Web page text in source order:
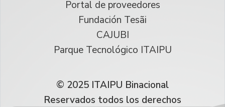
Portal de proveedores
Fundación Tesãi
CAJUBI
Parque Tecnológico ITAIPU
© 2025 ITAIPU Binacional
Reservados todos los derechos